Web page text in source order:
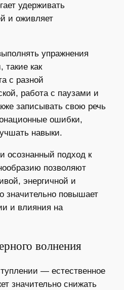
удерживать
и оживляет
упражнения
такие как
с разной
работа с паузами и
записывать свою речь
ошибки,
навыки.
осознанный подход к
позволяют
энергичной и
значительно повышает
и влияния на
волнения
— естественное
значительно снижать